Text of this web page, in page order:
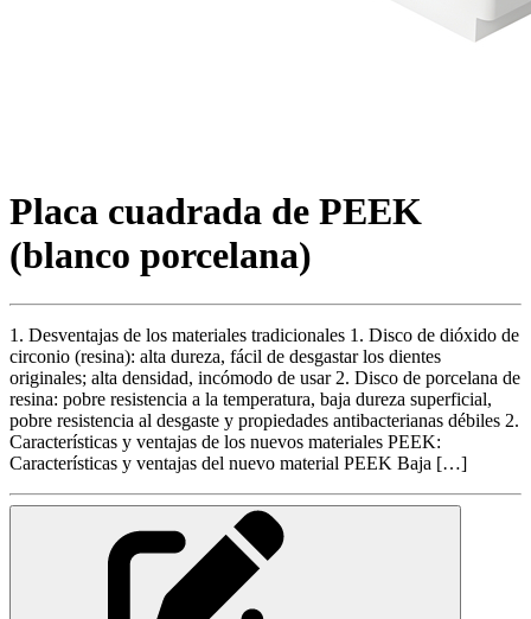
Placa cuadrada de PEEK
(blanco porcelana)
1. Desventajas de los materiales tradicionales 1. Disco de dióxido de
circonio (resina): alta dureza, fácil de desgastar los dientes
originales; alta densidad, incómodo de usar 2. Disco de porcelana de
resina: pobre resistencia a la temperatura, baja dureza superficial,
pobre resistencia al desgaste y propiedades antibacterianas débiles 2.
Características y ventajas de los nuevos materiales PEEK:
Características y ventajas del nuevo material PEEK Baja […]